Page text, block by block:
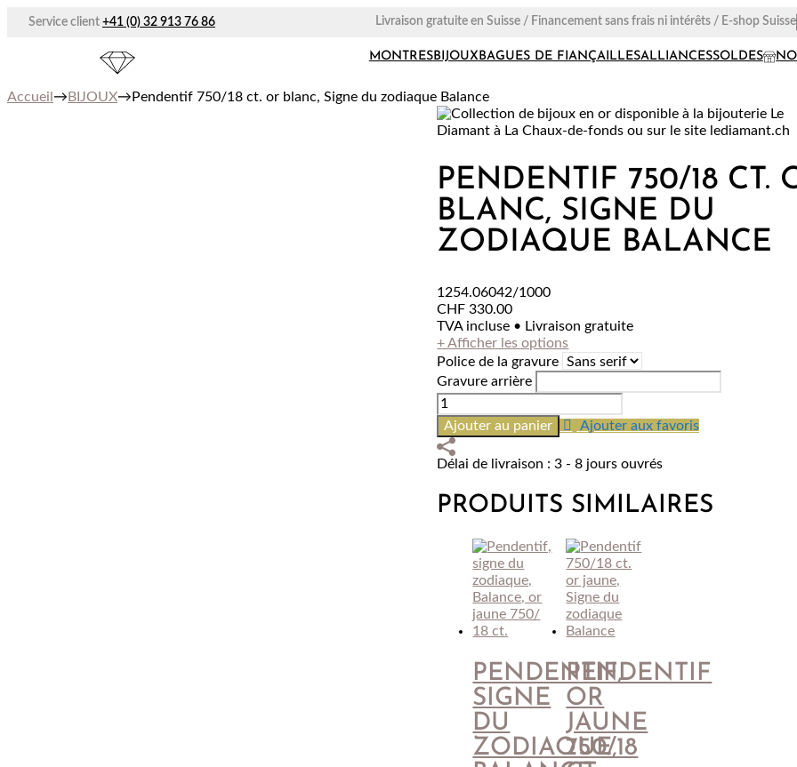
Aller
Service client +41 (0) 32 913 76 86 Livraison gratuite en Suisse / Financement sans frais ni intérêts / E-shop Suisse
MONTRESBIJOUXBAGUES DE FIANÇAILLESALLIANCESSOLDES
Accueil → BIJOUX→ Pendentif 750/18 ct. or blanc, Signe du zodiaque Balance
PENDENTIF 750/18 CT.
BLANC, SIGNE DU
ZODIAQUE BALANCE
1254.06042/1000
CHF 330.00
TVA incluse • Livraison gratuite
+ Afficher les options
Police de la gravure
Gravure arrière
quantité
de
Pendentif
750/18
ct.
blanc,
zodiaque
Balance
Ajouter au panier Ajouter aux favoris
Délai de livraison : 3 - 8 jours ouvrés
PRODUITS SIMILAIRES
PENDENTIF,
SIGNE
DU
ZODIAQUE,
PENDENTIF
OR
JAUNE
750/18